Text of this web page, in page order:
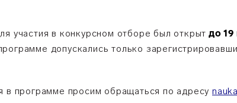
участия в конкурсном отборе был открыт до 19
допускались только
в программе просим обращаться по адресу